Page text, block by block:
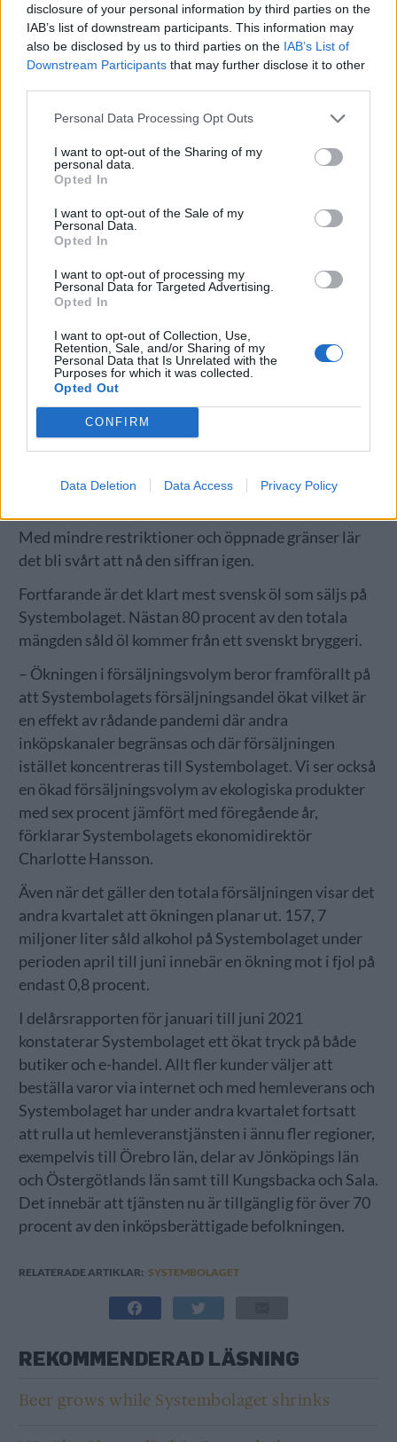
disclosure of your personal information by third parties on the
IAB’s list of downstream participants. This information may
also be disclosed by us to third parties on the IAB’s List of
Downstream Participants that may further disclose it to other
Personal Data Processing Opt Outs
I want to opt-out of the Sharing of my
personal data.
Opted In
I want to opt-out of the Sale of my
Personal Data.
Opted In
I want to opt-out of processing my
Personal Data for Targeted Advertising.
Opted In
I want to opt-out of Collection, Use,
Retention, Sale, and/or Sharing of my
Personal Data that Is Unrelated with the
Purposes for which it was collected.
Opted Out
CONFIRM
Data Deletion Data Access Privacy Policy
kvartalet ligger Systembolaget fortfarande på en
rekordnivå. Det har aldrig tidigare sålts på mycket öl
under de första sex månaderna som det har i år.
147,1 miljoner sålda liter öl innebär en ökning mot i
fjol med 5,1 procent. I fjol sålde Systembolaget
med 30 miljoner liter på ett år.
Med mindre restriktioner och öppnade gränser lär
det bli svårt att nå den siffran igen.
Fortfarande är det klart mest svensk öl som säljs på
Systembolaget. Nästan 80 procent av den totala
mängden såld öl kommer från ett svenskt bryggeri.
– Ökningen i försäljningsvolym beror framförallt på
att Systembolagets försäljningsandel ökat vilket är
en effekt av rådande pandemi där andra
inköpskanaler begränsas och där försäljningen
istället koncentreras till Systembolaget. Vi ser också
en ökad försäljningsvolym av ekologiska produkter
med sex procent jämfört med föregående år,
förklarar Systembolagets ekonomidirektör
Charlotte Hansson.
Även när det gäller den totala försäljningen visar det
andra kvartalet att ökningen planar ut. 157, 7
miljoner liter såld alkohol på Systembolaget under
perioden april till juni innebär en ökning mot i fjol på
endast 0,8 procent.
I delårsrapporten för januari till juni 2021
konstaterar Systembolaget ett ökat tryck på både
butiker och e-handel. Allt fler kunder väljer att
beställa varor via internet och med hemleverans och
Systembolaget har under andra kvartalet fortsatt
att rulla ut hemleveranstjänsten i ännu fler regioner,
exempelvis till Örebro län, delar av Jönköpings län
och Östergötlands län samt till Kungsbacka och Sala.
Det innebär att tjänsten nu är tillgänglig för över 70
procent av den inköpsberättigade befolkningen.
RELATERADE ARTIKLAR: SYSTEMBOLAGET
REKOMMENDERAD LÄSNING
Beer grows while Systembolaget shrinks